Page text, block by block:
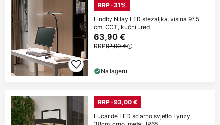
RRP -31%
Lindby Nilay LED stezaljka, visina 97,5
cm, CCT, kućni ured
63,90 €
RRP92,90 €
Na lageru
RRP -93,00 €
Lucande LED solarno svjetlo Lynzy,